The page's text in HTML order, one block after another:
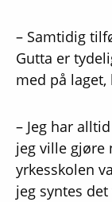
– Samtidig
Gutta er
med på
– Jeg har
jeg ville gjøre
yrkesskolen
jeg syntes